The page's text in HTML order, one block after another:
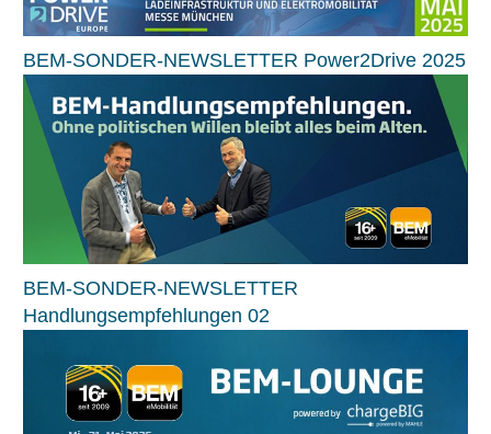
BEM-SONDER-NEWSLETTER Power2Drive 2025
BEM-SONDER-NEWSLETTER
Handlungsempfehlungen 02